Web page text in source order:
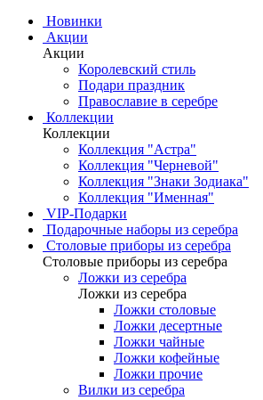
Новинки
Акции
Акции
Королевский стиль
Подари праздник
Православие в серебре
Коллекции
Коллекции
Коллекция "Астра"
Коллекция "Черневой"
Коллекция "Знаки Зодиака"
Коллекция "Именная"
VIP-Подарки
Подарочные наборы из серебра
Столовые приборы из серебра
Столовые приборы из серебра
Ложки из серебра
Ложки из серебра
Ложки столовые
Ложки десертные
Ложки чайные
Ложки кофейные
Ложки прочие
Вилки из серебра